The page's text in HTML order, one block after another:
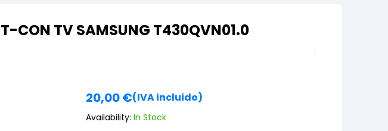
CON TV SAMSUNG T430QVN01.0
20,00€(IVA incluido)
Availability: In Stock